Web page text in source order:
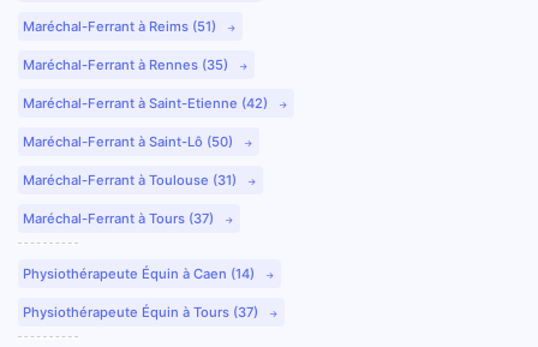
Maréchal-Ferrant à Reims (51)
Maréchal-Ferrant à Rennes (35)
Maréchal-Ferrant à Saint-Etienne (42)
Maréchal-Ferrant à Saint-Lô (50)
Maréchal-Ferrant à Toulouse (31)
Maréchal-Ferrant à Tours (37)
Physiothérapeute Équin à Caen (14)
Physiothérapeute Équin à Tours (37)